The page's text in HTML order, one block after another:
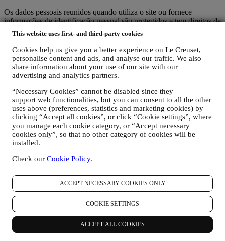
This website uses first- and third-party cookies
Cookies help us give you a better experience on Le Creuset,
personalise content and ads, and analyse our traffic. We also
share information about your use of our site with our
advertising and analytics partners.
“Necessary Cookies” cannot be disabled since they
support web functionalities, but you can consent to all the other
uses above (preferences, statistics and marketing cookies) by
clicking “Accept all cookies”, or click “Cookie settings”, where
you manage each cookie category, or “Accept necessary
cookies only”, so that no other category of cookies will be
installed.
Check our Cookie Policy.
ACCEPT NECESSARY COOKIES ONLY
COOKIE SETTINGS
ACCEPT ALL COOKIES
Os dados pessoais reunidos quando utiliza o site ou fornece
informações de identificação pessoal são protegidos e tem direitos de
privacidade explicados no parágrafo 8) abaixo.
O controlador de dados dos serviços de comércio eletrônico
oferecidos pelo site é a Le Creuset Portugal, Unipessoal LDA, com
sede no Centro Empresarial Torres de Lisboa, Rua Tomás da
Fonseca, Torre A, 13º Piso, C - D, 1600-209 Lisboa.
passará a fazer parte do banco de dados de consumidores do grupo
Le Creuset, que é administrado, como corresponsáveis do
tratamento de dados, pela Le Creuset Portugal e pelo Le Creuset
Group AG, com sede em Neuhofstrasse 4 , Baar, Zugo, 6340 Suíça
(cujo representante designado na EU é a Le Creuset SL, NIF
B62153630, com sede em Paseo de Gracia 9, 2º, 08007 Barcelona,
tratamento de dados, que essencialmente confere
de marketing e experiência de cliente personalizada;
(b) às entidades Le Creuset locais o benefício e a implementação
dessa estratégia, assim como o desenvolvimento independente de
comunicações/iniciativas de marketing a nível local (dentro de um
país específico);
(c) ambos os corresponsáveis pelo tratamento de dados terão de dar
resposta aos pedidos relativos aos direitos dos titulares dos dados